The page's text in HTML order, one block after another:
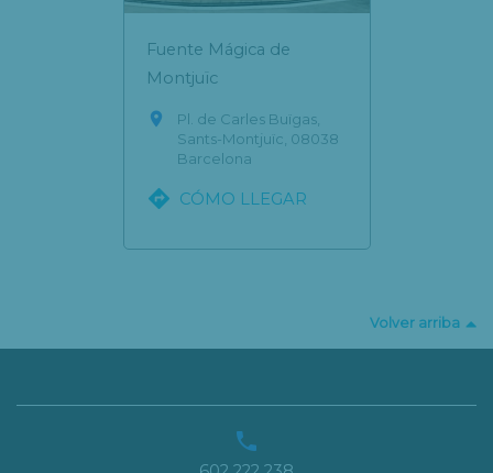
Fuente Mágica de
Montjuïc

Pl. de Carles Buïgas,
Sants-Montjuïc, 08038
Barcelona
 CÓMO LLEGAR
Volver arriba
